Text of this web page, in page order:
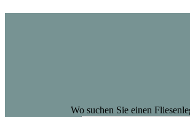
Wo suchen Sie einen